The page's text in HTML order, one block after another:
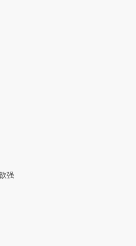
强